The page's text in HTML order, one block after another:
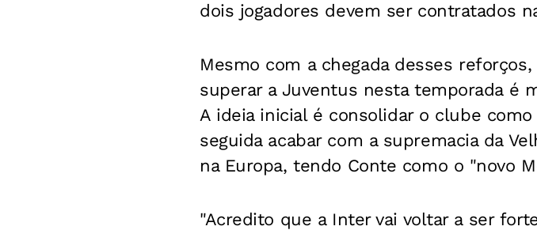
dois jogadores devem ser contratados
Mesmo com a chegada desses
superar a Juventus nesta temporada é
A ideia inicial é consolidar o clube
seguida acabar com a supremacia da
na Europa, tendo Conte como o "novo
"Acredito que a Inter vai voltar a ser